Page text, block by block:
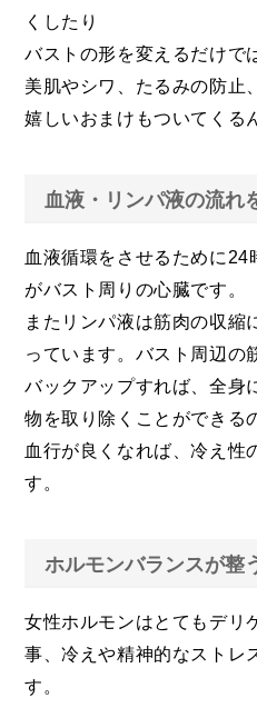
くしたり
バストの形を変えるだけで
美肌やシワ、たるみの防止
嬉しいおまけもついてくる
血液・リンパ液の流れ
血液循環をさせるために
がバスト周りの心臓です。
またリンパ液は筋肉の収縮
っています。バスト周辺の
バックアップすれば、全身
物を取り除くことができる
血行が良くなれば、冷え性
す。
ホルモンバランスが整
女性ホルモンはとてもデリ
事、冷えや精神的なストレ
す。